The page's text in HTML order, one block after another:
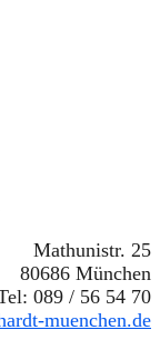
Mathunistr. 25
80686 München
089 / 56 54 70
muenchen.de